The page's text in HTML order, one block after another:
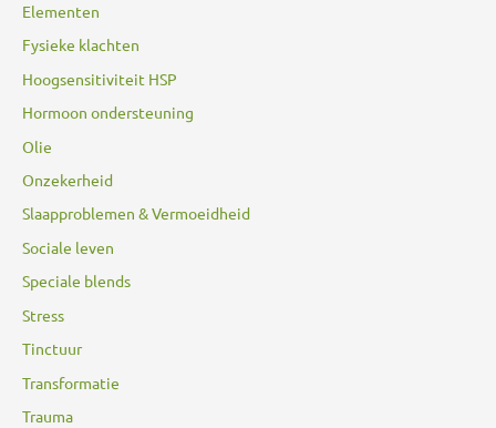
Elementen
Fysieke klachten
Hoogsensitiviteit HSP
Hormoon ondersteuning
Olie
Onzekerheid
Slaapproblemen & Vermoeidheid
Sociale leven
Speciale blends
Stress
Tinctuur
Transformatie
Trauma